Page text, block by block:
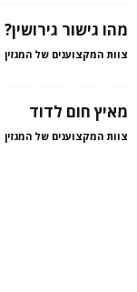
מהו גישור גירושין?
צוות המקצוענים של המגזין
מאיץ חום לדוד
צוות המקצוענים של המגזין